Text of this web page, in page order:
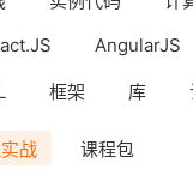
AngularJS
框架 库
iOS
战 课程包